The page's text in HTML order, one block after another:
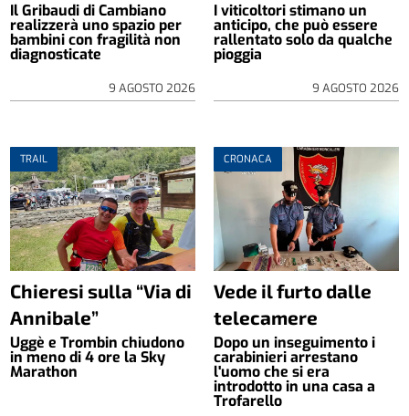
Il Gribaudi di Cambiano
realizzerà uno spazio per
bambini con fragilità non
diagnosticate
9 AGOSTO 2026
I viticoltori stimano un
anticipo, che può essere
rallentato solo da qualche
pioggia
9 AGOSTO 2026
TRAIL
Chieresi sulla “Via di
Annibale”
Uggè e Trombin chiudono
in meno di 4 ore la Sky
Marathon
CRONACA
Vede il furto dalle
telecamere
Dopo un inseguimento i
carabinieri arrestano
l'uomo che si era
introdotto in una casa a
Trofarello